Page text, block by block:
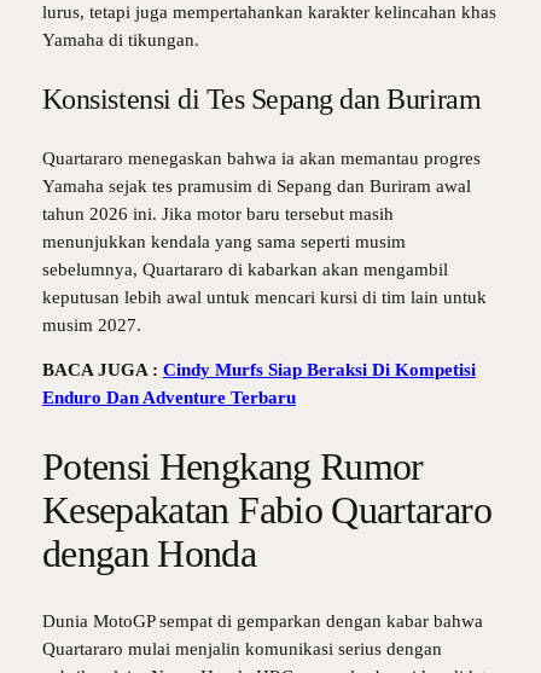
lurus, tetapi juga mempertahankan karakter kelincahan khas
Yamaha di tikungan.
Konsistensi di Tes Sepang dan Buriram
Quartararo menegaskan bahwa ia akan memantau progres
Yamaha sejak tes pramusim di Sepang dan Buriram awal
tahun 2026 ini. Jika motor baru tersebut masih
menunjukkan kendala yang sama seperti musim
sebelumnya, Quartararo di kabarkan akan mengambil
keputusan lebih awal untuk mencari kursi di tim lain untuk
musim 2027.
BACA JUGA : Cindy Murfs Siap Beraksi Di Kompetisi
Enduro Dan Adventure Terbaru
Potensi Hengkang Rumor
Kesepakatan Fabio Quartararo
dengan Honda
Dunia MotoGP sempat di gemparkan dengan kabar bahwa
Quartararo mulai menjalin komunikasi serius dengan